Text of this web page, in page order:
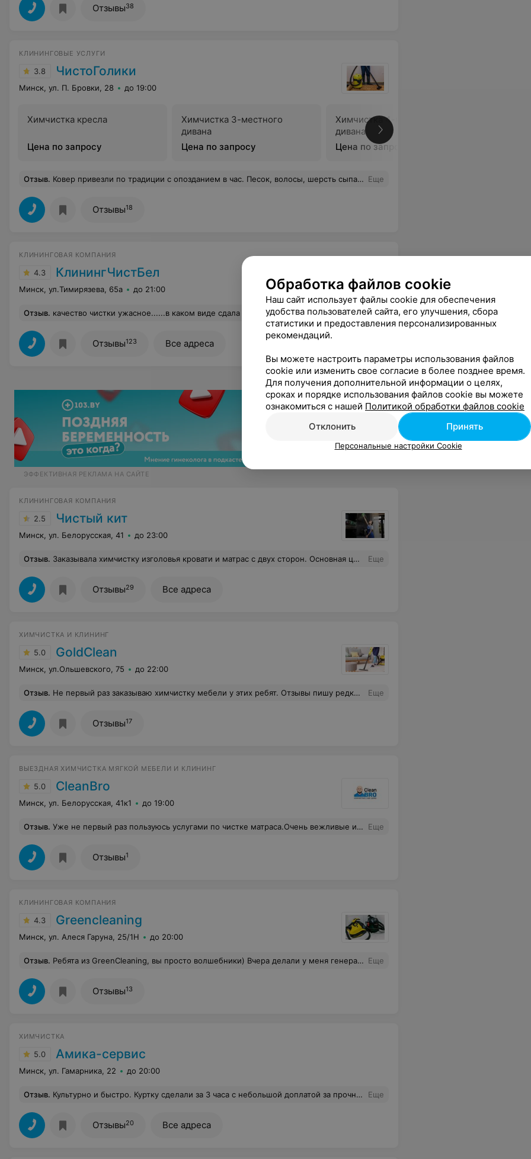
Отзывы38
КЛИНИНГОВЫЕ УСЛУГИ
3.8 ЧистоГолики
Минск, ул. П. Бровки, 28 до 19:00
Химчистка кресла
Цена по запросу
Химчистка 3-местного
дивана
Цена по запросу
Химчистка 4-местного
дивана
Цена по запросу
Отзыв. Ковер привезли по традиции с опозданием в час. Песок, волосы, шерсть сыпались из него. Присутствовал резкий запах гнили и плесени. За вонь на всю квартиру и песок я должна была оплатить 45 р. Отказалась принимать это безобразие. Придется обратиться в уже проверенную службу. Работают не очень. Люди, не тратьте своё время и нервы! Еще
Отзывы18
КЛИНИНГОВАЯ КОМПАНИЯ
4.3 КлинингЧистБел
Минск, ул.Тимирязева, 65а до 21:00
Отзыв. качество чистки ужасное......в каком виде сдала в таком же и получила обратно, отдала обратно перечистили, результат тот же такое впечатление что чистят просто водой не советую никому Еще
Отзывы123 Все адреса
ЭФФЕКТИВНАЯ РЕКЛАМА НА САЙТЕ
КЛИНИНГОВАЯ КОМПАНИЯ
2.5 Чистый кит
Минск, ул. Белорусская, 41 до 23:00
Отзыв. Заказывала химчистку изголовья кровати и матрас с двух сторон. Основная цель убрать пятно с изголовья, матрас просто освежить. Мастер предупредил, что пятно может не уйти. Подумали, что всё получится ведь оно не такое страшное, не обрабатывалось ранее. И обращались за химчисткой именно опираясь на фото, которые были предоставлены на сайте, где мебель в ужасном состоянии с застаревшими пятнами, которые клининг убирает на раз. В итоге со всей работой мастер справился за 30 минут (это с учетом всех подготовительных работ)... естественно пятно осталось на месте) после такой замечательной химчистки даже пыль с изголовья не была убрана... это как? обычным пылесосом качестве уборки лучше... После отзывы о проделанной работе предложили приехать и убрать пыль) Еще
Отзывы29 Все адреса
ХИМЧИСТКА И КЛИНИНГ
5.0 GoldClean
Минск, ул.Ольшевского, 75 до 22:00
Отзыв. Не первый раз заказываю химчистку мебели у этих ребят. Отзывы пишу редко,но каждый раз качеству на высоте. Рекомендую. Еще
Отзывы17
ВЫЕЗДНАЯ ХИМЧИСТКА МЯГКОЙ МЕБЕЛИ И КЛИНИНГ
5.0 CleanBro
Минск, ул. Белорусская, 41к1 до 19:00
Отзыв. Уже не первый раз пользуюсь услугами по чистке матраса.Очень вежливые и приятные сотрудники,подобрали с учётом моей просьбы (раньше начала рабочего дня) время,специалист предварительно позвонил,всё уточнил,приехал вовремя.. Работу выполнил оперативно и очень качественно!Приятно, что есть система скидок для постоянных клиентов. Огромное спасибо за ваш труд! Очень рекомендую! Еще
Отзывы1
КЛИНИНГОВАЯ КОМПАНИЯ
4.3 Greencleaning
Минск, ул. Алеся Гаруна, 25/1Н до 20:00
Отзыв. Ребята из GreenCleaning, вы просто волшебники) Вчера делали у меня генеральную уборку. Честно, я не узнала свою квартиру: всё настолько чистое, что жалко даже ходить. Воздух стал как будто чище, а окна — просто прозрачные!) Очень вежливый персонал и сервис на высоте. Если цените свое время и любите идеальный порядок — искренне рекомендую. Спасибо за уют! Еще
Отзывы13
ХИМЧИСТКА
5.0 Амика-сервис
Минск, ул. Гамарника, 22 до 20:00
Отзыв. Культурно и быстро. Куртку сделали за 3 часа с небольшой доплатой за прочность. Спасибо! Еще
Отзывы20 Все адреса
Обработка файлов cookie
Наш сайт использует файлы cookie для обеспечения
удобства пользователей сайта, его улучшения, сбора
статистики и предоставления персонализированных
рекомендаций.
Вы можете настроить параметры использования файлов
cookie или изменить свое согласие в более позднее время.
Для получения дополнительной информации о целях,
сроках и порядке использования файлов cookie вы можете
ознакомиться с нашей Политикой обработки файлов cookie
Отклонить
Принять
Персональные настройки Cookie